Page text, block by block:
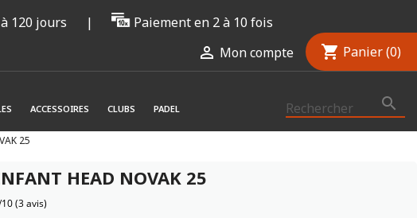
120 jours |
Paiement en 2 à 10 fois
 Mon compte shopping_cart Panier (0)

ACCESSOIRES CLUBS PADEL
25
HEAD NOVAK 25